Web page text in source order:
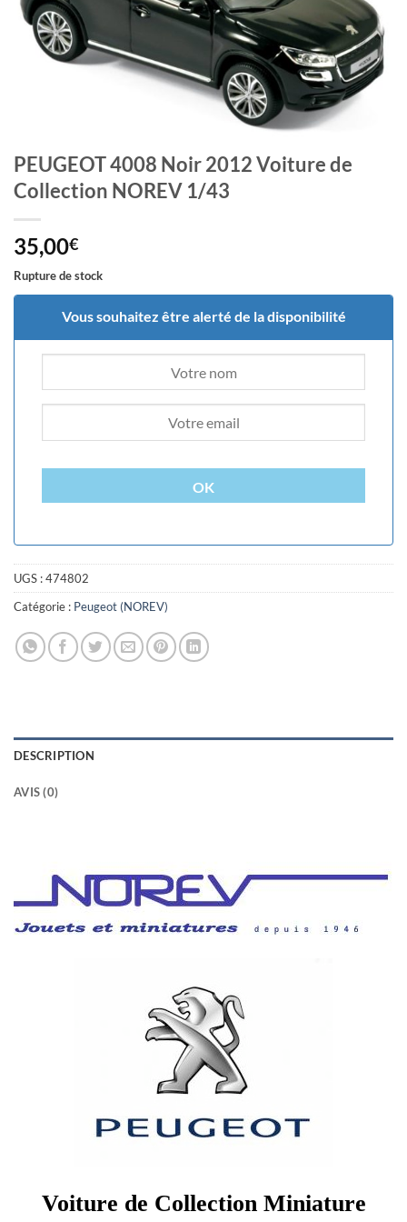
PEUGEOT 4008 Noir 2012 Voiture de
Collection NOREV 1/43
35,00€
Rupture de stock
Vous souhaitez être alerté de la disponibilité
OK
UGS :474802
Catégorie : Peugeot (NOREV)
DESCRIPTION
AVIS (0)
Voiture de Collection Miniature